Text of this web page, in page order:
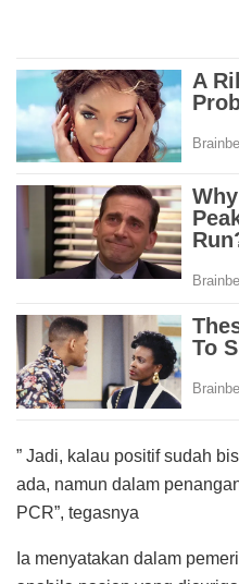
” Jadi, kalau positif sudah
ada, namun dalam
PCR”, tegasnya
Ia menyatakan dalam